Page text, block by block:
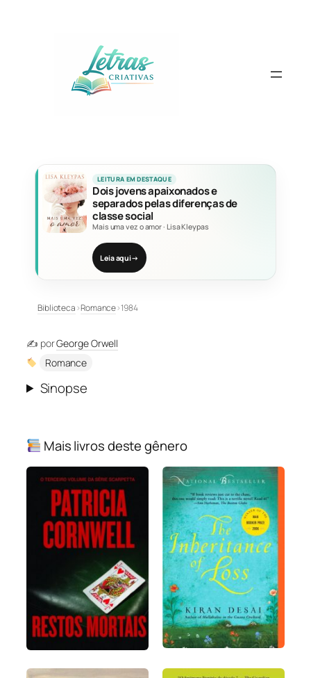
LEITURA EM DESTAQUE
Dois jovens apaixonados e
separados pelas diferenças de
classe social
Mais uma vez o amor· Lisa Kleypas
Leia aqui→
Biblioteca›Romance›1984
✍️ porGeorge Orwell
Romance
Sinopse
Mais livros deste gênero